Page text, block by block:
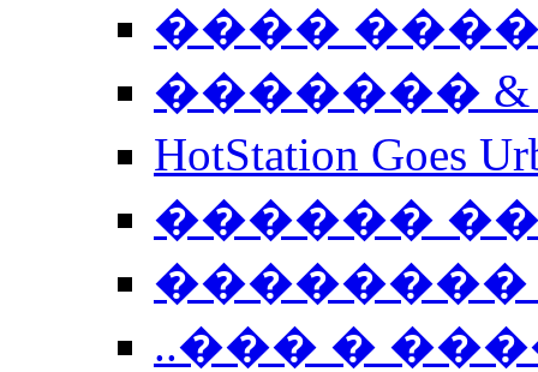
����
�������
HotStation
������
��������
..��� �